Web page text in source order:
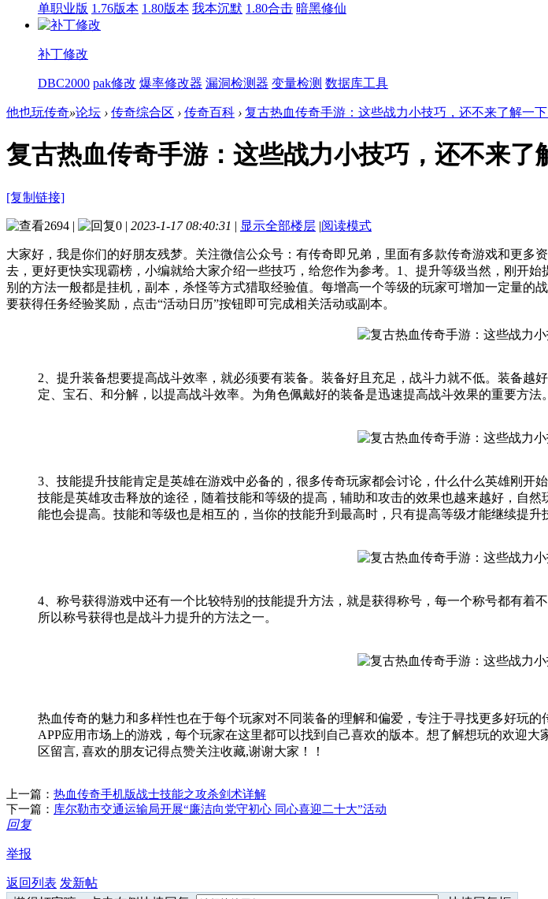
单职业版 1.76版本 1.80版本 我本沉默 1.80合击 暗黑修仙
补丁修改
DBC2000 pak修改 爆率修改器 漏洞检测器 变量检测 数据库工具
他也玩传奇»论坛 › 传奇综合区 › 传奇百科 › 复古热血传奇手游：这些战力小技巧，还不来了解一下
复古热血传奇手游：这些战力小技巧，还不来了
[复制链接]
2694 | 0 | 2023-1-17 08:40:31 | 显示全部楼层 |阅读模式
大家好，我是你们的好朋友残梦。关注微信公众号：有传奇即兄弟，里面有多款传奇游戏和更
去，更好更快实现霸榜，小编就给大家介绍一些技巧，给您作为参考。1、提升等级当然，刚开
别的方法一般都是挂机，副本，杀怪等方式猎取经验值。每增高一个等级的玩家可增加一定量的
要获得任务经验奖励，点击“活动日历”按钮即可完成相关活动或副本。
2、提升装备想要提高战斗效率，就必须要有装备。装备好且充足，战斗力就不低。装备
定、宝石、和分解，以提高战斗效率。为角色佩戴好的装备是迅速提高战斗效果的重要方法。
3、技能提升技能肯定是英雄在游戏中必备的，很多传奇玩家都会讨论，什么什么英雄刚开
技能是英雄攻击释放的途径，随着技能和等级的提高，辅助和攻击的效果也越来越好，自
能也会提高。技能和等级也是相互的，当你的技能升到最高时，只有提高等级才能继续提升
4、称号获得游戏中还有一个比较特别的技能提升方法，就是获得称号，每一个称号都有着
所以称号获得也是战斗力提升的方法之一。
热血传奇的魅力和多样性也在于每个玩家对不同装备的理解和偏爱，专注于寻找更多好玩的
APP应用市场上的游戏，每个玩家在这里都可以找到自己喜欢的版本。想了解想玩的欢迎
区留言, 喜欢的朋友记得点赞关注收藏,谢谢大家！！
上一篇： 热血传奇手机版战士技能之攻杀剑术详解
下一篇： 库尔勒市交通运输局开展“廉洁向党守初心 同心喜迎二十大”活动
回复
举报
返回列表 发新帖